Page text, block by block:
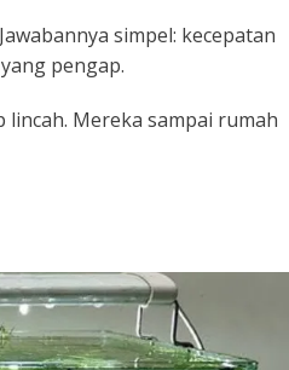
simpel: kecepatan
pengap.
Mereka sampai rumah